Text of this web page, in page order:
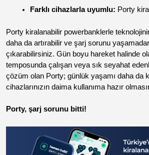
Farklı cihazlarla uyumlu: Porty
Porty kiralanabilir powerbanklerle
daha da artırabilir ve şarj sorunu
çıkarabilirsiniz. Gün boyu hareket halinde
temposunda çalışan veya sık seyahat
çözüm olan Porty; günlük yaşamı daha da
cihazlarınızın daima kullanıma hazır
Porty, şarj sorunu bitti!